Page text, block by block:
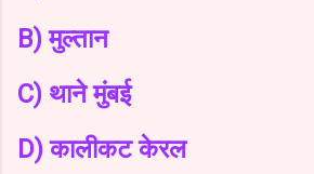
B) मुल्तान
C) थाने मुंबई
D) कालीकट केरल